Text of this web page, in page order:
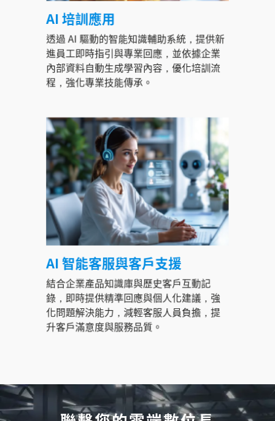
AI 培訓應用
透過 AI 驅動的智能知識輔助系統，提供新
進員工即時指引與專業回應，並依據企業
內部資料自動生成學習內容，優化培訓流
程，強化專業技能傳承。
AI 智能客服與客戶支援
結合企業產品知識庫與歷史客戶互動記
錄，即時提供精準回應與個人化建議，強
化問題解決能力，減輕客服人員負擔，提
升客戶滿意度與服務品質。